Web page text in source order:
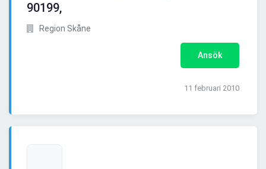
90199,
Region Skåne
Ansök
11 februari 2010